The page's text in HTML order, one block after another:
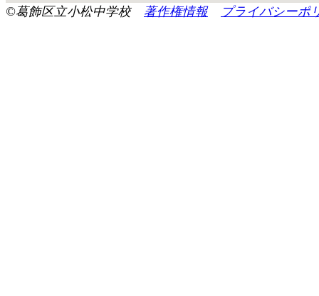
©葛飾区立小松中学校 著作権情報 プライバシーポ